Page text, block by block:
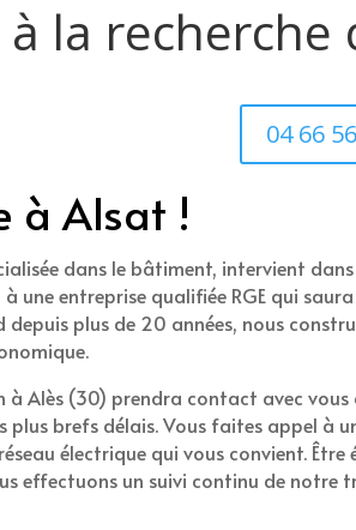
la recherche
04 66
à Alsat !
dans le bâtiment, intervient dans
à une entreprise qualifiée RGE qui
plus de 20 années, nous
Alès (30) prendra contact avec
brefs délais. Vous faites appel à
électrique qui vous convient. Être
effectuons un suivi continu de notre